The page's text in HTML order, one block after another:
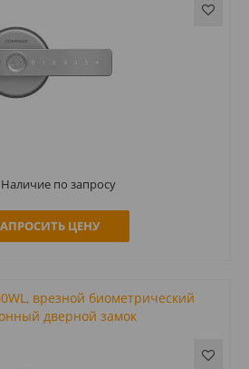
Наличие по запросу
ЦЕНУ
врезной биометрический
дверной замок